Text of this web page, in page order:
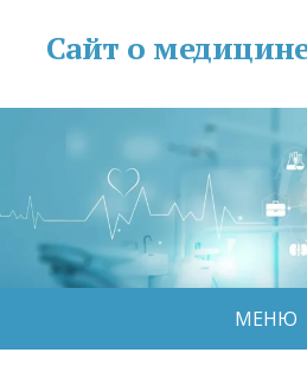
Сайт о
МЕНЮ